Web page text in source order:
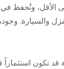
الأقل،
والسيارة.
قد تكون